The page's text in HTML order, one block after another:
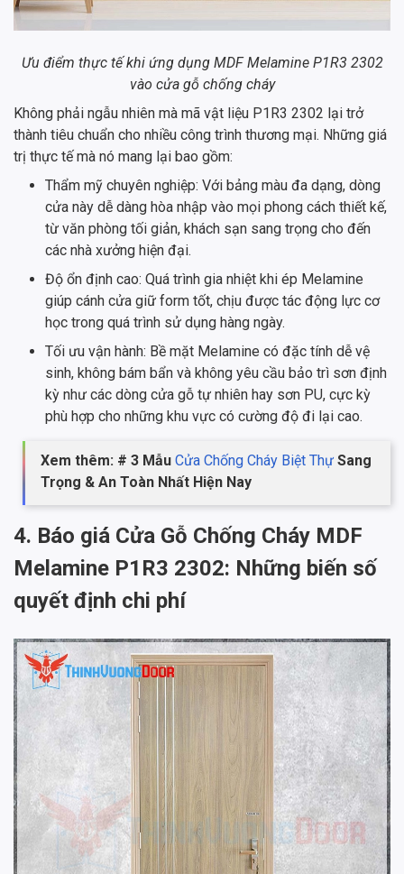
Ưu điểm thực tế khi ứng dụng MDF Melamine P1R3 2302
vào cửa gỗ chống cháy
Không phải ngẫu nhiên mà mã vật liệu P1R3 2302 lại trở
thành tiêu chuẩn cho nhiều công trình thương mại. Những giá
trị thực tế mà nó mang lại bao gồm:
Thẩm mỹ chuyên nghiệp: Với bảng màu đa dạng, dòng
cửa này dễ dàng hòa nhập vào mọi phong cách thiết kế,
từ văn phòng tối giản, khách sạn sang trọng cho đến
các nhà xưởng hiện đại.
Độ ổn định cao: Quá trình gia nhiệt khi ép Melamine
giúp cánh cửa giữ form tốt, chịu được tác động lực cơ
học trong quá trình sử dụng hàng ngày.
Tối ưu vận hành: Bề mặt Melamine có đặc tính dễ vệ
sinh, không bám bẩn và không yêu cầu bảo trì sơn định
kỳ như các dòng cửa gỗ tự nhiên hay sơn PU, cực kỳ
phù hợp cho những khu vực có cường độ đi lại cao.
Xem thêm: # 3 Mẫu Cửa Chống Cháy Biệt Thự Sang
Trọng & An Toàn Nhất Hiện Nay
4. Báo giá Cửa Gỗ Chống Cháy MDF
Melamine P1R3 2302: Những biến số
quyết định chi phí